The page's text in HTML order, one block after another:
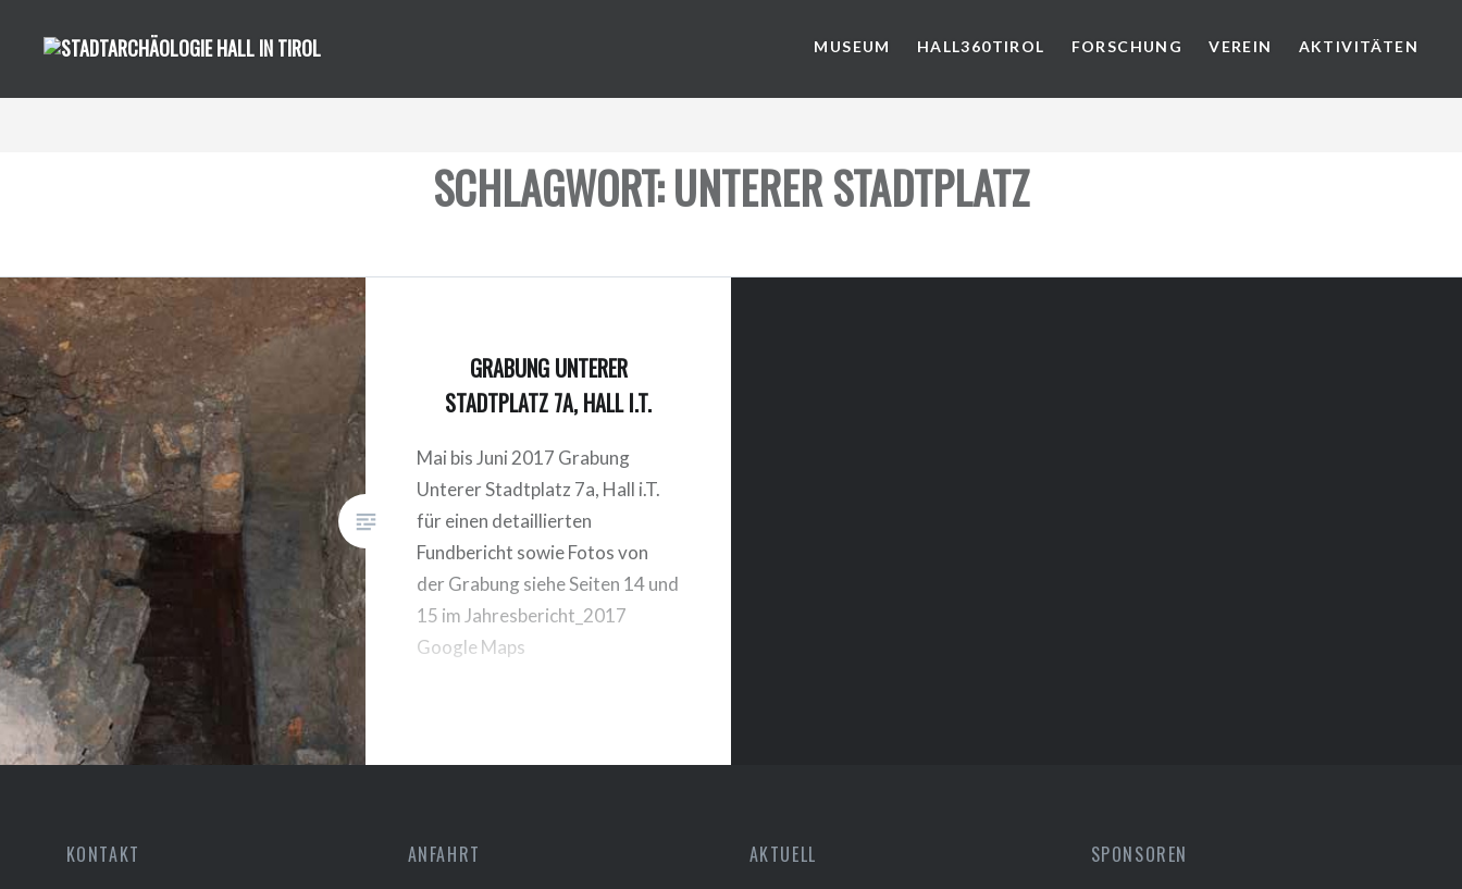
MUSEUM HALL360TIROL FORSCHUNG VEREIN AKTIVITÄTEN
SCHLAGWORT: UNTERER STADTPLATZ
GRABUNG UNTERER
STADTPLATZ 7A, HALL I.T.
Mai bis Juni 2017 Grabung
Unterer Stadtplatz 7a, Hall i.T.
für einen detaillierten
Fundbericht sowie Fotos von
der Grabung siehe Seiten 14 und
15 im Jahresbericht_2017
Google Maps
KONTAKT ANFAHRT AKTUELL SPONSOREN